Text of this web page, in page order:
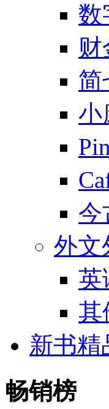
数
财
简
小
今
外文
英
其
新书精
畅销榜